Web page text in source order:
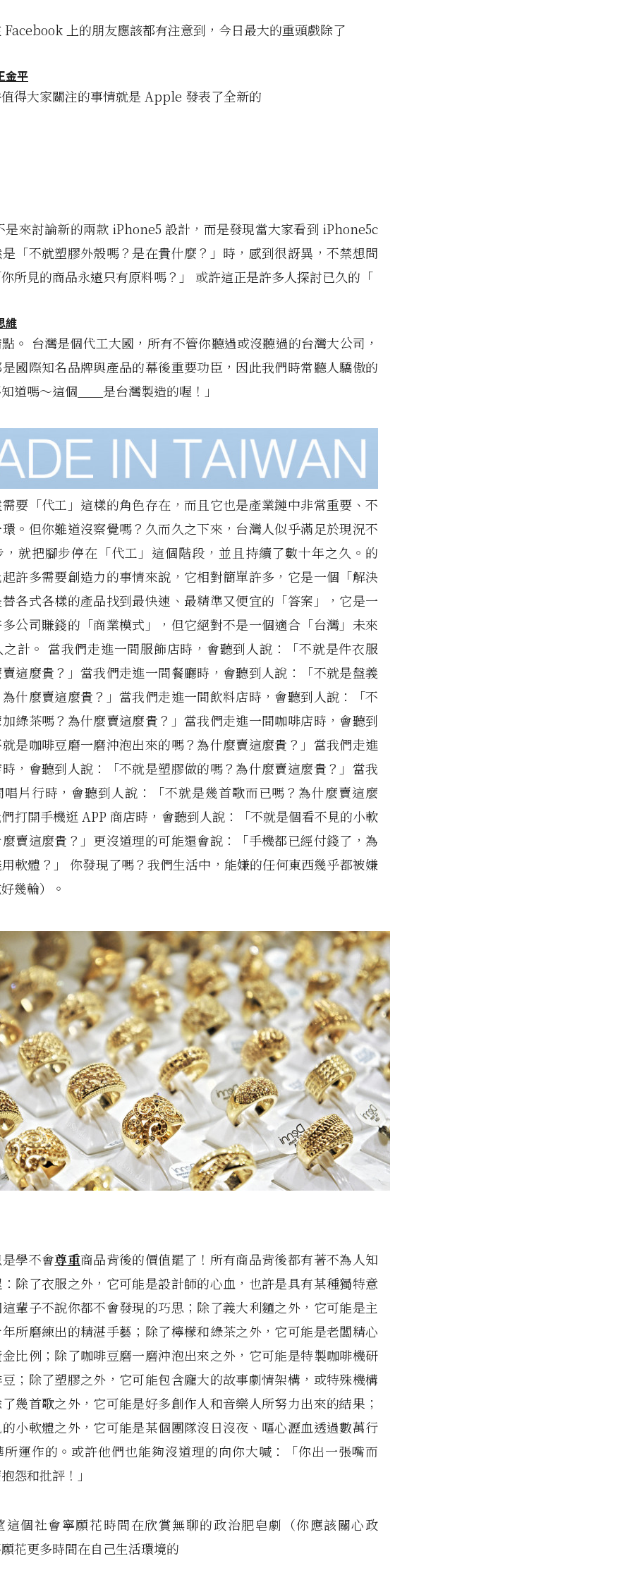
Facebook 上的朋友應該都有注意到，今日最大的重頭戲除了
金平
得大家關注的事情就是 Apple 發表了全新的
是來討論新的兩款 iPhone5 設計，而是發現當大家看到 iPhone5c
「不就塑膠外殼嗎？是在貴什麼？」時，感到很訝異，不禁想問
所見的商品永遠只有原料嗎？」 或許這正是許多人探討已久的「
維
。 台灣是個代工大國，所有不管你聽過或沒聽過的台灣大公司，
國際知名品牌與產品的幕後重要功臣，因此我們時常聽人驕傲的
道嗎～這個＿＿是台灣製造的喔！」
要「代工」這樣的角色存在，而且它也是產業鏈中非常重要、不
。但你難道沒察覺嗎？久而久之下來，台灣人似乎滿足於現況不
就把腳步停在「代工」這個階段，並且持續了數十年之久。的
許多需要創造力的事情來說，它相對簡單許多，它是一個「解決
各式各樣的產品找到最快速、最精準又便宜的「答案」，它是一
公司賺錢的「商業模式」，但它絕對不是一個適合「台灣」未來
計。 當我們走進一間服飾店時，會聽到人說：「不就是件衣服
這麼貴？」當我們走進一間餐廳時，會聽到人說：「不就是盤義
什麼賣這麼貴？」當我們走進一間飲料店時，會聽到人說：「不
綠茶嗎？為什麼賣這麼貴？」當我們走進一間咖啡店時，會聽到
是咖啡豆磨一磨沖泡出來的嗎？為什麼賣這麼貴？」當我們走進
，會聽到人說：「不就是塑膠做的嗎？為什麼賣這麼貴？」當我
片行時，會聽到人說：「不就是幾首歌而已嗎？為什麼賣這麼
打開手機逛 APP 商店時，會聽到人說：「不就是個看不見的小軟
賣這麼貴？」更沒道理的可能還會說：「手機都已經付錢了，為
軟體？」 你發現了嗎？我們生活中，能嫌的任何東西幾乎都被嫌
幾輪）。
學不會尊重商品背後的價值罷了！所有商品背後都有著不為人知
除了衣服之外，它可能是設計師的心血，也許是具有某種獨特意
輩子不說你都不會發現的巧思；除了義大利麵之外，它可能是主
所磨練出的精湛手藝；除了檸檬和綠茶之外，它可能是老闆精心
比例；除了咖啡豆磨一磨沖泡出來之外，它可能是特製咖啡機研
；除了塑膠之外，它可能包含龐大的故事劇情架構，或特殊機構
幾首歌之外，它可能是好多創作人和音樂人所努力出來的結果；
小軟體之外，它可能是某個團隊沒日沒夜、嘔心瀝血透過數萬行
運作的。或許他們也能夠沒道理的向你大喊：「你出一張嘴而
怨和批評！」
這個社會寧願花時間在欣賞無聊的政治肥皂劇（你應該關心政
花更多時間在自己生活環境的